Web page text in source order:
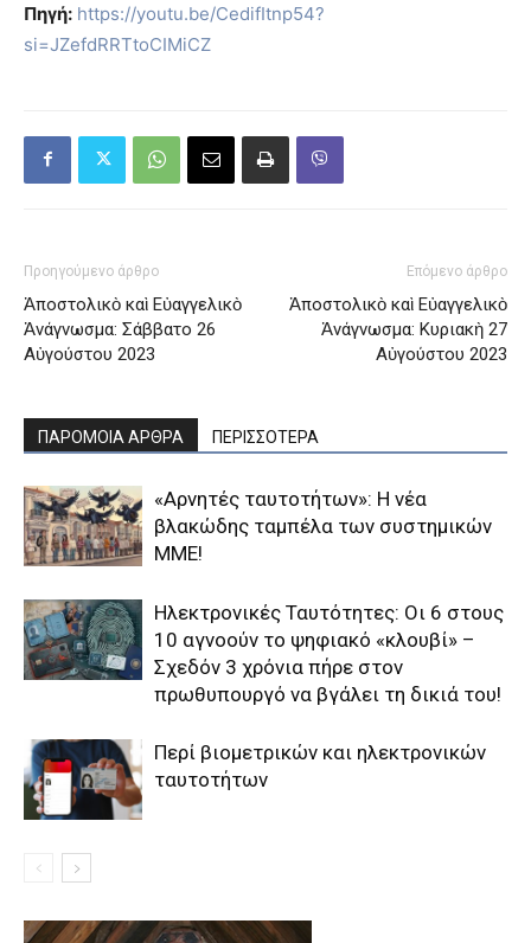
Πηγή: https://youtu.be/CedifItnp54?
si=JZefdRRTtoCIMiCZ
Προηγούμενο άρθρο
Ἀποστολικὸ καὶ Εὐαγγελικὸ
Ἀνάγνωσμα: Σάββατο 26
Αὐγούστου 2023
Επόμενο άρθρο
Ἀποστολικὸ καὶ Εὐαγγελικὸ
Ἀνάγνωσμα: Κυριακὴ 27
Αὐγούστου 2023
ΠΑΡΟΜΟΙΑ ΑΡΘΡΑ ΠΕΡΙΣΣΟΤΕΡΑ
«Αρνητές ταυτοτήτων»: Η νέα
βλακώδης ταμπέλα των συστημικών
ΜΜΕ!
Ηλεκτρονικές Ταυτότητες: Οι 6 στους
10 αγνοούν το ψηφιακό «κλουβί» –
Σχεδόν 3 χρόνια πήρε στον
πρωθυπουργό να βγάλει τη δικιά του!
Περί βιομετρικών και ηλεκτρονικών
ταυτοτήτων